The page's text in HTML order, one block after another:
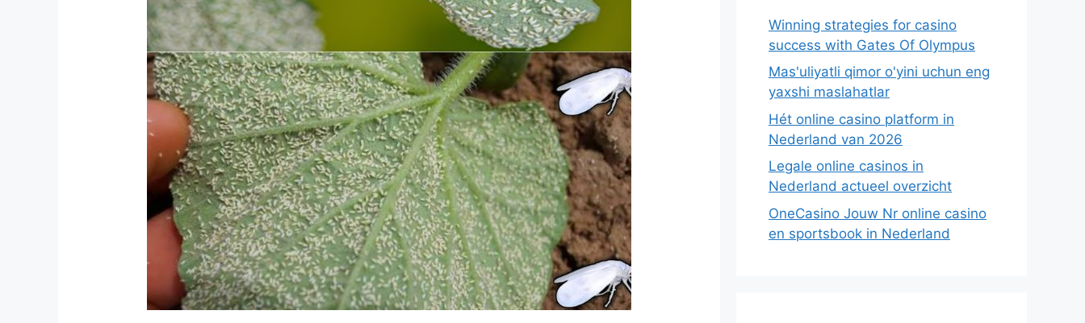
Winning strategies for casino
success with Gates Of Olympus
Mas'uliyatli qimor o'yini uchun eng
yaxshi maslahatlar
Hét online casino platform in
Nederland van 2026
Legale online casinos in
Nederland actueel overzicht
OneCasino Jouw Nr online casino
en sportsbook in Nederland